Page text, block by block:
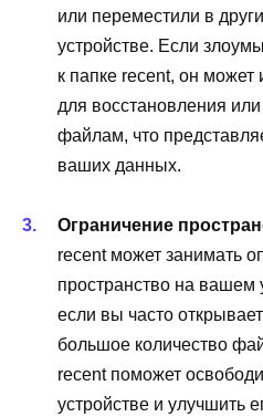
или переместили в
устройстве. Если
к папке recent, он может
для восстановления
файлам, что
ваших данных.
Ограничение
recent может занимать
пространство на вашем
если вы часто
большое количество
recent поможет
устройстве и улучшить